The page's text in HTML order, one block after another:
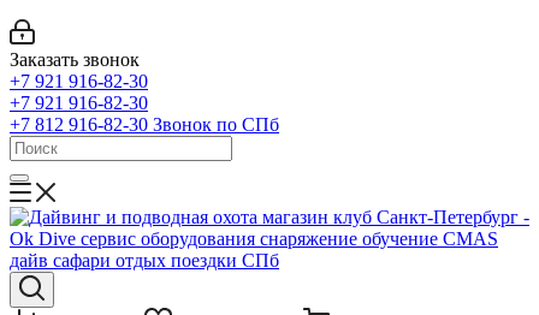
Заказать звонок
+7 921 916-82-30
+7 921 916-82-30
+7 812 916-82-30 Звонок по СПб